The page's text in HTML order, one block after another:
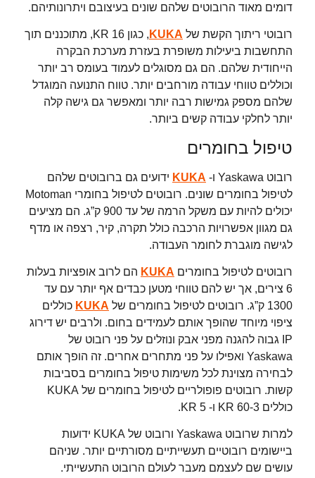
דומים מאוד הרובוטים שלהם שונים בעיצובם ויתרונותיהם.
רובוטי ריתוך הקשת של KUKA
, כגון KR 16, מתוכננים תוך
התחשבות ביעילות משופרת בעזרת מערכת הבקרה
הייחודית שלהם. הם גם מסוגלים לעמוד בעומס רב יותר
וכוללים טווחי עבודה מורחבים יותר. טווח התנועה המוגדל
שלהם מספק גמישות רבה יותר ומאפשר גם גישה קלה
יותר לחלקי עבודה קשים ביותר.
טיפול בחומרים
רובוט Yaskawa ו- KUKA ידועים גם ברובוטים שלהם
לטיפול בחומרים שונים. רובוטים לטיפול בחומרי Motoman
יכולים להיות עם משקל הרמה של עד 900 ק”ג. הם מציעים
גם מגוון אפשרויות הרכבה כולל תקרה, קיר, רצפה או מדף
לגישה מוגברת לחומר העבודה.
רובוטים לטיפול בחומריםKUKA הם לרוב אופציות בעלות
6 צירים, אך יש להם טווחי מטען כבדים אף יותר עם עד
1300 ק”ג. רובוטים לטיפול בחומרים של
KUKA כוללים
ציפוי מיוחד שהופך אותם לעמידים בחום. ולרבים יש דירוג
IP גבוה להגנה מפני אבק ונוזלים על פני רובוט של
Yaskawa ואפילו על פני מתחרים אחרים. זה הופך אותם
לבחירה מצוינת לכל משימות טיפול בחומרים בסביבות
קשות. רובוטים פופולריים לטיפול בחומרים של KUKA
כוללים KR 60-3 ו- KR 5.
למרות שרובוט Yaskawa ורובוט של KUKA ידועות
ביישומים רובוטיים תעשייתיים מסורתיים יותר. שניהם
עושים שם לעצמם מעבר לעולם הרובוט התעשייתי.